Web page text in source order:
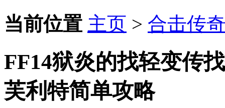
当前位置 主页 > 合击传
FF14狱炎的找轻变传
芙利特简单攻略